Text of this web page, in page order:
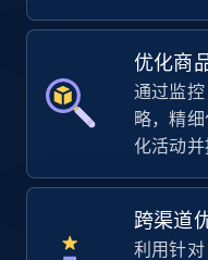
TikTok Shop -
URL, Title,
price, Final price,
优化商
通过监
略，精
化活动并
跨渠道
利用针